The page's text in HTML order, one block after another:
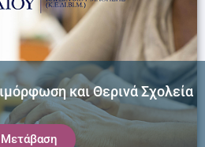
και Θερινά Σχολεία
Μετάβαση